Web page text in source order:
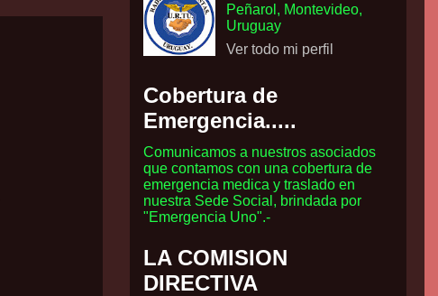
Peñarol, Montevideo,
Uruguay
Ver todo mi perfil
Cobertura de
Emergencia.....
Comunicamos a nuestros asociados
que contamos con una cobertura de
emergencia medica y traslado en
nuestra Sede Social, brindada por
"Emergencia Uno".-
LA COMISION
DIRECTIVA